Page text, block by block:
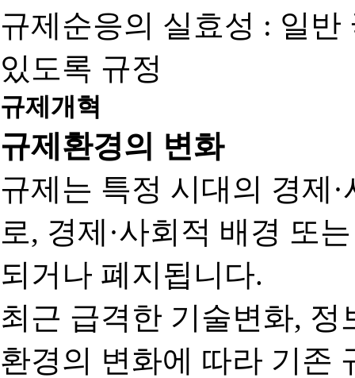
규제순응의 실효성 : 일
있도록 규정
규제개혁
규제환경의 변화
규제는 특정 시대의 경제
로, 경제·사회적 배경 또
되거나 폐지됩니다.
최근 급격한 기술변화,
환경의 변화에 따라 기존